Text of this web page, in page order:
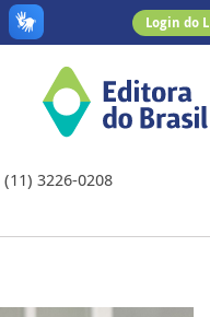
Login do
(11) 3226-0208